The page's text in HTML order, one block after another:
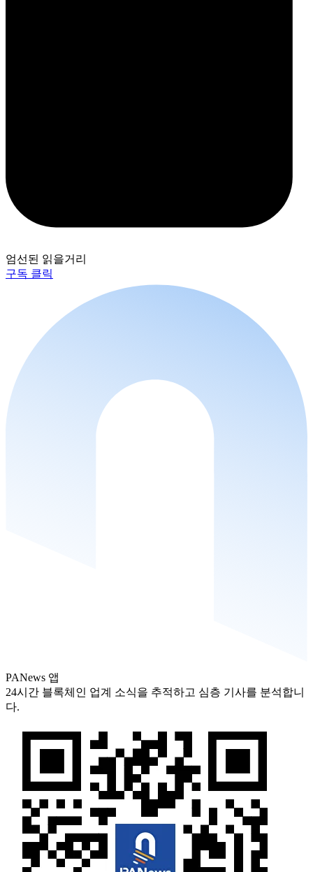
엄선된 읽을거리
구독 클릭
PANews 앱
24시간 블록체인 업계 소식을 추적하고 심층 기사를 분석합니
다.